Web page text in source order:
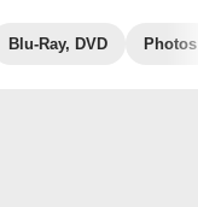
Blu-Ray, DVD Photos